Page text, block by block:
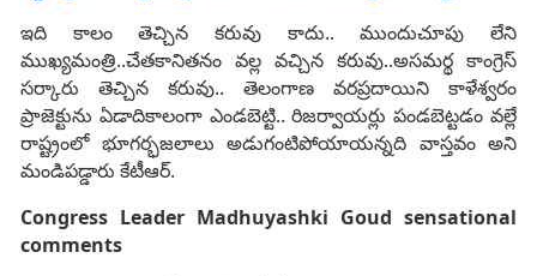
ఇది కాలం తెచ్చిన కరువు కాదు.. ముందుచూపు లేని
ముఖ్యమంత్రి..చేతకానితనం వల్ల వచ్చిన కరువు..అసమర్థ కాంగ్రెస్
సర్కారు తెచ్చిన కరువు.. తెలంగాణ వరప్రదాయిని కాళేశ్వరం
ప్రాజెక్టును ఏడాదికాలంగా ఎండబెట్టి.. రిజర్వాయర్లు పండబెట్టడం వల్లే
రాష్ట్రంలో భూగర్భజలాలు అడుగంటిపోయాయన్నది వాస్తవం అని
మండిపడ్డారు కేటీఆర్.
Congress Leader Madhuyashki Goud sensational
comments